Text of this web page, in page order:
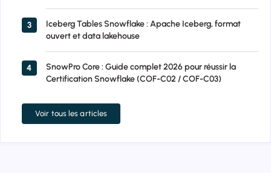
3
Iceberg Tables Snowflake : Apache Iceberg, format
ouvert et data lakehouse
4
SnowPro Core : Guide complet 2026 pour réussir la
Certification Snowflake (COF-C02 / COF-C03)
Voir tous les articles